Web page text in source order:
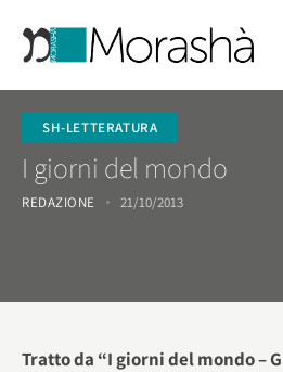
SH-LETTERATURA
I giorni del mondo
REDAZIONE 21/10/2013
Tratto da “I giorni del mondo –